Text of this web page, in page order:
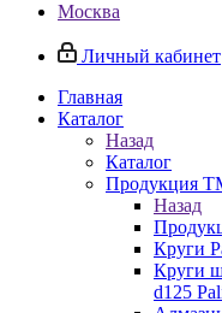
Москва
Личный кабинет
Главная
Каталог
Назад
Каталог
Продукция
Назад
Круги
Круги
d125